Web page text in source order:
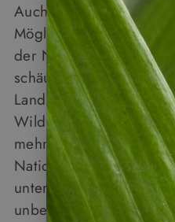
Auch Raftingfreunde
Möglichkeiten: Flüsse
der Nähe von Boquete
schäumende
Landschaften zu
Wildnis eintauchen
mehrtägige Trekking-
Nationalpark an der
unternehmen, einen der
unberührten